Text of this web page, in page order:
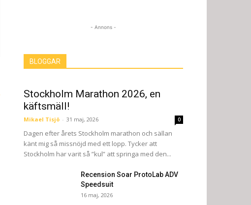
- Annons -
BLOGGAR
Stockholm Marathon 2026, en
käftsmäll!
Mikael Tisjö - 31 maj, 2026 0
Dagen efter årets Stockholm marathon och sällan
känt mig så missnöjd med ett lopp. Tycker att
Stockholm har varit så ”kul” att springa med den...
Recension Soar ProtoLab ADV
Speedsuit
16 maj, 2026